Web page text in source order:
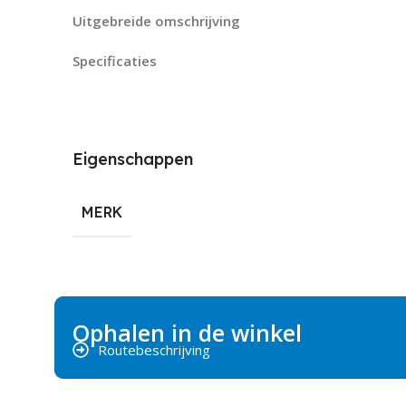
Uitgebreide omschrijving
Specificaties
Eigenschappen
MERK
Ophalen in de winkel
Routebeschrijving